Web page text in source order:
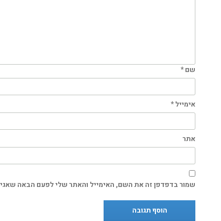
שם*
אימייל*
אתר
שמור בדפדפן זה את השם, האימייל והאתר שלי לפעם הבאה